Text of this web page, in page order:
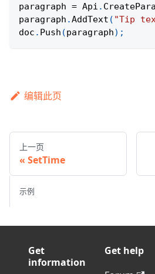
paragraph = Api .
paragraph .AddText ( "Tip
doc . Push (paragraph) ;
编辑此页
上一页
SetTime
示例
Get
information
Get help